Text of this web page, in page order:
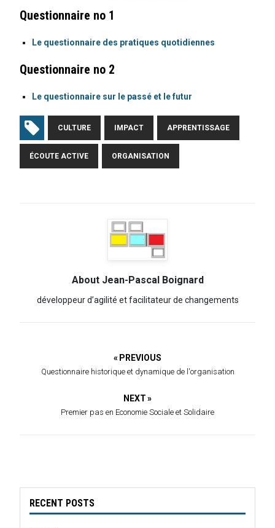
Questionnaire no 1
Le questionnaire des pratiques quotidiennes
Questionnaire no 2
Le questionnaire sur le passé et le futur
CULTURE IMPACT APPRENTISSAGE
ÉCOUTE ACTIVE ORGANISATION
About Jean-Pascal Boignard
développeur d’agilité et facilitateur de changements
« PREVIOUS
Questionnaire historique et dynamique de l'organisation
NEXT »
Premier pas en Economie Sociale et Solidaire
RECENT POSTS